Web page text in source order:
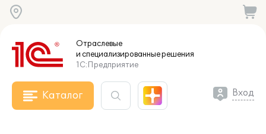
Отраслевые
и специализированныерешения
1С:Предприятие
Каталог Вход